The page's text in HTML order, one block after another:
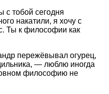
тобой сегодня
накатили, я хочу с
Ты к философии как
пережёвывал огурец,
— люблю иногда
философию не